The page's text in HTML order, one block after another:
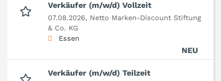
Verkäufer (m/w/d) Vollzeit
07.08.2026, Netto Marken-Discount Stiftung
& Co. KG
Essen
NEU
Verkäufer (m/w/d) Teilzeit